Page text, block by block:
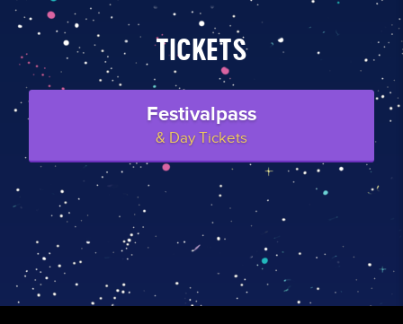
TICKETS
Festivalpass
& Day Tickets